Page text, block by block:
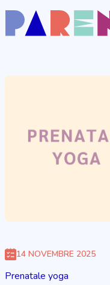
14 NOVEMBRE 2025
Prenatale yoga